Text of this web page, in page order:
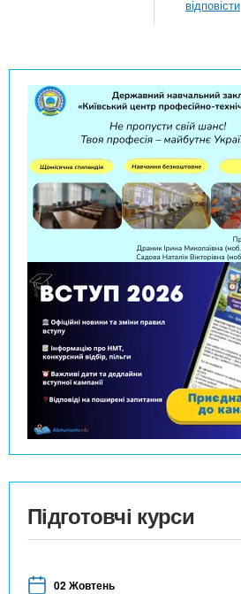
відповісти
Підготовчі курси
02 Жовтень